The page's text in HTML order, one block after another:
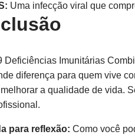
Uma infecção viral que
Deficiências Imunitárias
diferença para quem vive
a qualidade de vida.
para reflexão: Como você